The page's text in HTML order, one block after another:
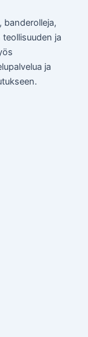
banderolleja,
ja
ja